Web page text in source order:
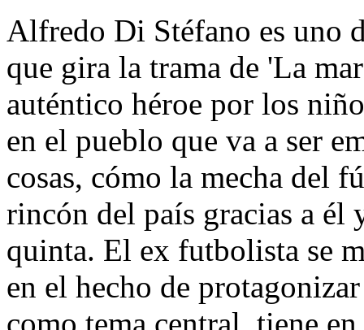
Alfredo Di Stéfano es uno
que gira la trama de 'La
auténtico héroe por los
en el pueblo que va a ser
cosas, cómo la mecha del
rincón del país gracias a él
quinta. El ex futbolista se
en el hecho de